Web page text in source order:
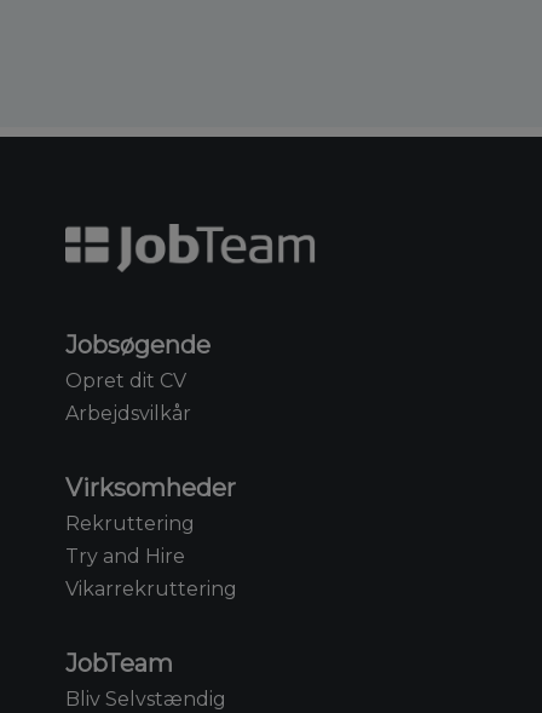
Jobsøgende
Opret dit CV
Arbejdsvilkår
Virksomheder
Rekruttering
Try and Hire
Vikarrekruttering
JobTeam
Bliv Selvstændig